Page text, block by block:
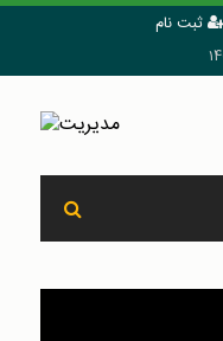
ثبت نام